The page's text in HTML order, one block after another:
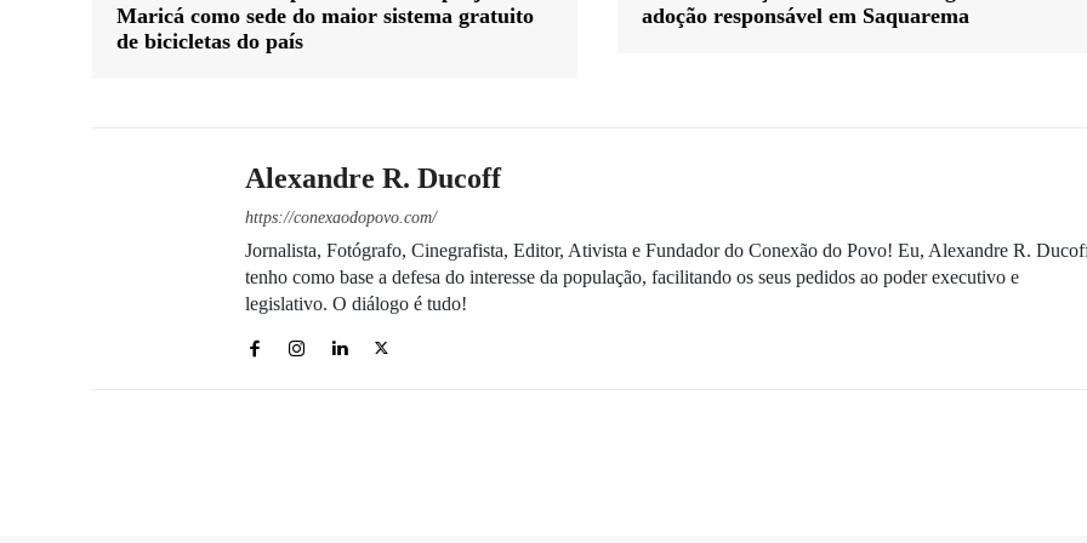
Maricá como sede do maior sistema gratuito
de bicicletas do país
adoção responsável em Saquarema
Alexandre R. Ducoff
https://conexaodopovo.com/
Jornalista, Fotógrafo, Cinegrafista, Editor, Ativista e Fundador do Conexão do Povo! Eu, Alexandre R.
tenho como base a defesa do interesse da população, facilitando os seus pedidos ao poder executivo e
legislativo. O diálogo é tudo!